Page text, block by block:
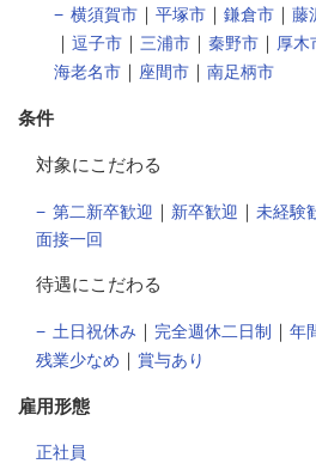
横須賀市 ｜ 平塚市 ｜ 鎌倉市 ｜ 藤
｜ 逗子市 ｜ 三浦市 ｜ 秦野市 ｜ 厚木
海老名市 ｜ 座間市 ｜ 南足柄市
条件
対象にこだわる
第二新卒歓迎 ｜ 新卒歓迎 ｜ 未経験
面接一回
待遇にこだわる
土日祝休み ｜ 完全週休二日制 ｜ 年
残業少なめ ｜ 賞与あり
雇用形態
正社員